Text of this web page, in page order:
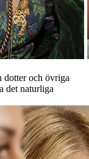
dotter och övriga
det naturliga